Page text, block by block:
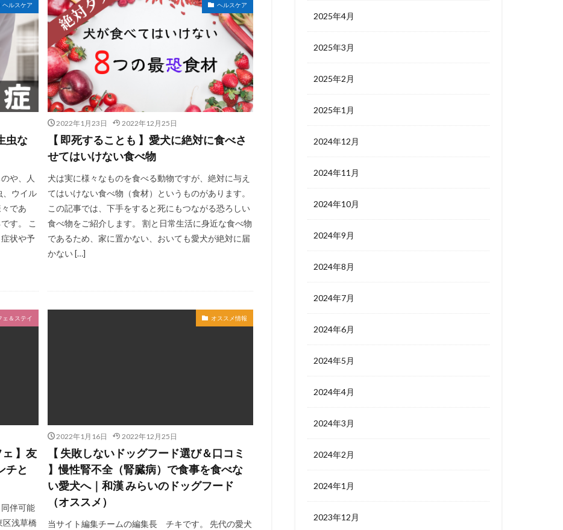
ヘルスケア
虫な
や、人
、ウイル
であ
す。 こ
状や予
ヘルスケア
2022年1月23日 2022年12月25日
【 即死することも 】愛犬に絶対に食べさ
せてはいけない食べ物
犬は実に様々なものを食べる動物ですが、絶対に与え
てはいけない食べ物（食材）というものがあります。
この記事では、下手をすると死にもつながる恐ろしい
食べ物をご紹介します。 割と日常生活に身近な食べ物
であるため、家に置かない、おいても愛犬が絶対に届
かない […]
ェ＆ステイ
】友
チと
伴可能
区浅草橋
オススメ情報
2022年1月16日 2022年12月25日
【 失敗しないドッグフード選び＆口コミ
】慢性腎不全（腎臓病）で食事を食べな
い愛犬へ｜和漢 みらいのドッグフード
（オススメ）
当サイト編集チームの編集長 チキです。 先代の愛犬
2025年4月
2025年3月
2025年2月
2025年1月
2024年12月
2024年11月
2024年10月
2024年9月
2024年8月
2024年7月
2024年6月
2024年5月
2024年4月
2024年3月
2024年2月
2024年1月
2023年12月